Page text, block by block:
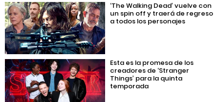
‘The Walking Dead’ vuelve con
un spin off y traerá de regreso
a todos los personajes
Esta es la promesa de los
creadores de ‘Stranger
Things’ para la quinta
temporada